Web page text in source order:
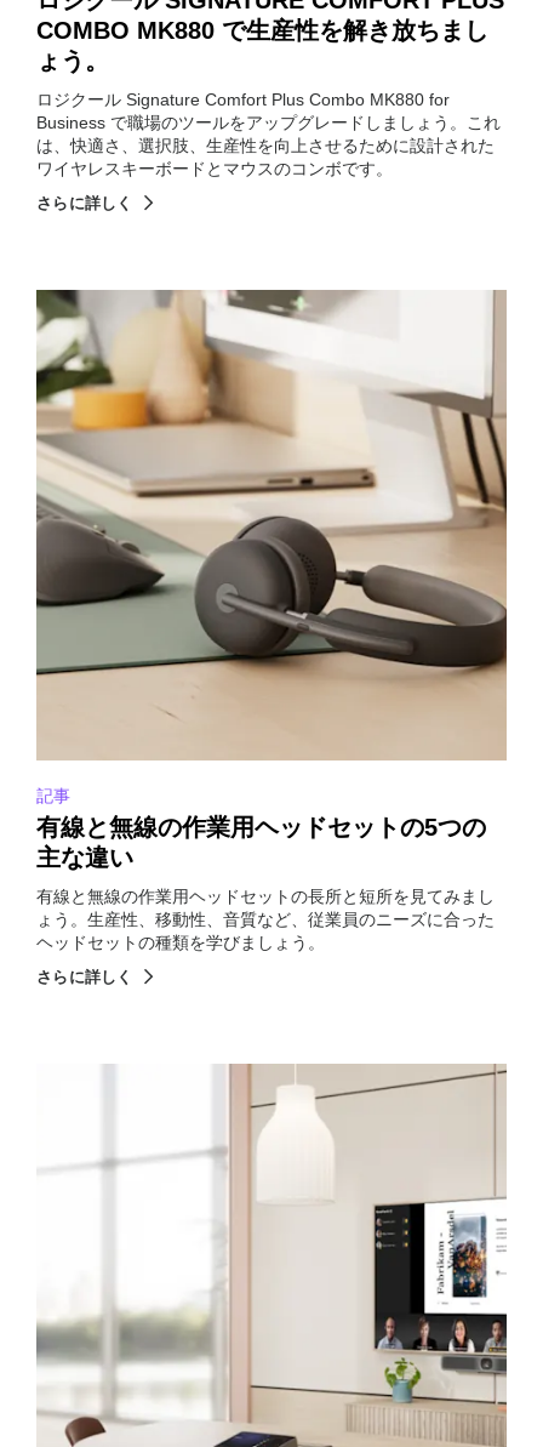
COMBO MK880 で生産性を解き放ちまし
ょう。
ロジクール Signature Comfort Plus Combo MK880 for
Business で職場のツールをアップグレードしましょう。これ
は、快適さ、選択肢、生産性を向上させるために設計された
ワイヤレスキーボードとマウスのコンボです。
さらに詳しく
記事
有線と無線の作業用ヘッドセットの5つの
主な違い
有線と無線の作業用ヘッドセットの長所と短所を見てみまし
ょう。生産性、移動性、音質など、従業員のニーズに合った
ヘッドセットの種類を学びましょう。
さらに詳しく